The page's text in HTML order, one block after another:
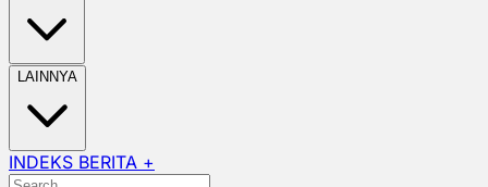
LAINNYA
INDEKS BERITA +